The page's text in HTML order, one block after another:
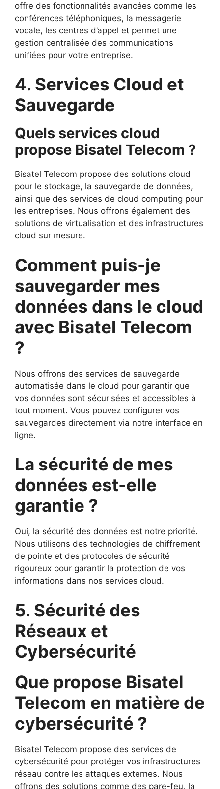
offre des fonctionnalités avancées comme les
conférences téléphoniques, la messagerie
vocale, les centres d’appel et permet une
gestion centralisée des communications
unifiées pour votre entreprise.
4. Services Cloud et
Sauvegarde
Quels services cloud
propose Bisatel Telecom ?
Bisatel Telecom propose des solutions cloud
pour le stockage, la sauvegarde de données,
ainsi que des services de cloud computing pour
les entreprises. Nous offrons également des
solutions de virtualisation et des infrastructures
cloud sur mesure.
Comment puis-je
sauvegarder mes
données dans le cloud
avec Bisatel Telecom
?
Nous offrons des services de sauvegarde
automatisée dans le cloud pour garantir que
vos données sont sécurisées et accessibles à
tout moment. Vous pouvez configurer vos
sauvegardes directement via notre interface en
ligne.
La sécurité de mes
données est-elle
garantie ?
Oui, la sécurité des données est notre priorité.
Nous utilisons des technologies de chiffrement
de pointe et des protocoles de sécurité
rigoureux pour garantir la protection de vos
informations dans nos services cloud.
5. Sécurité des
Réseaux et
Cybersécurité
Que propose Bisatel
Telecom en matière de
cybersécurité ?
Bisatel Telecom propose des services de
cybersécurité pour protéger vos infrastructures
réseau contre les attaques externes. Nous
offrons des solutions comme des pare-feu, la